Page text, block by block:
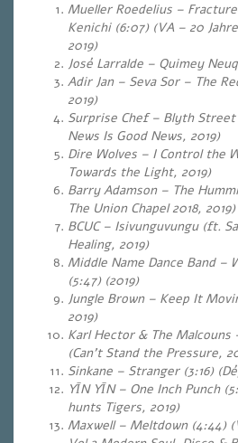
Mueller Roedelius –
Kenichi (6:07) (VA – 20
2019)
José Larralde – Quimey
Adir Jan – Seva Sor – The
2019)
Surprise Chef – Blyth
News Is Good News, 2019)
Dire Wolves – I Control the
Towards the Light, 2019)
Barry Adamson – The
The Union Chapel 2018, 2019)
BCUC – Isivunguvungu (ft.
Healing, 2019)
Middle Name Dance Band –
(5:47) (2019)
Jungle Brown – Keep It
2019)
Karl Hector & The Malcouns
(Can’t Stand the Pressure,
Sinkane – Stranger (3:16)
YĪN YĪN – One Inch Punch
hunts Tigers, 2019)
Maxwell – Meltdown (4:44)